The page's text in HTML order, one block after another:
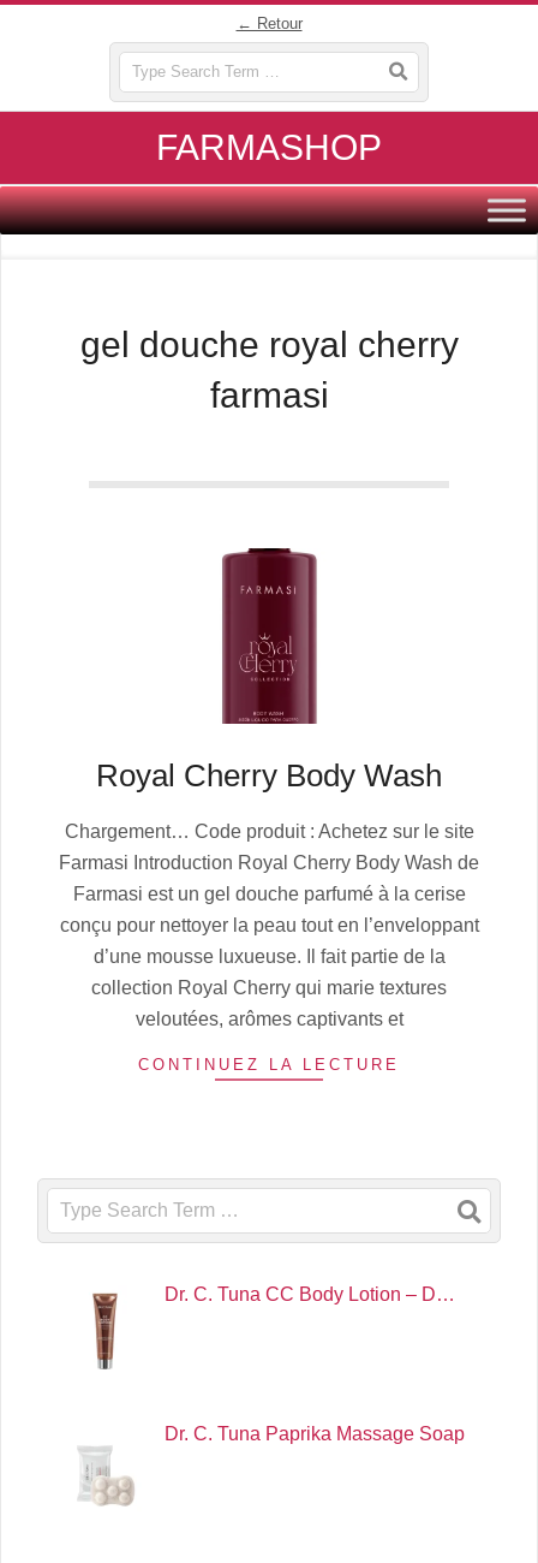
← Retour
FARMASHOP
Primary
Navigation
gel douche royal cherry
farmasi
Royal Cherry Body Wash
10-
12
Chargement… Code produit : Achetez sur le site
Farmasi Introduction Royal Cherry Body Wash de
Farmasi est un gel douche parfumé à la cerise
conçu pour nettoyer la peau tout en l’enveloppant
d’une mousse luxueuse. Il fait partie de la
collection Royal Cherry qui marie textures
veloutées, arômes captivants et
CONTINUEZ LA LECTURE
Search
Dr. C. Tuna CC Body Lotion – D…
Dr. C. Tuna Paprika Massage Soap